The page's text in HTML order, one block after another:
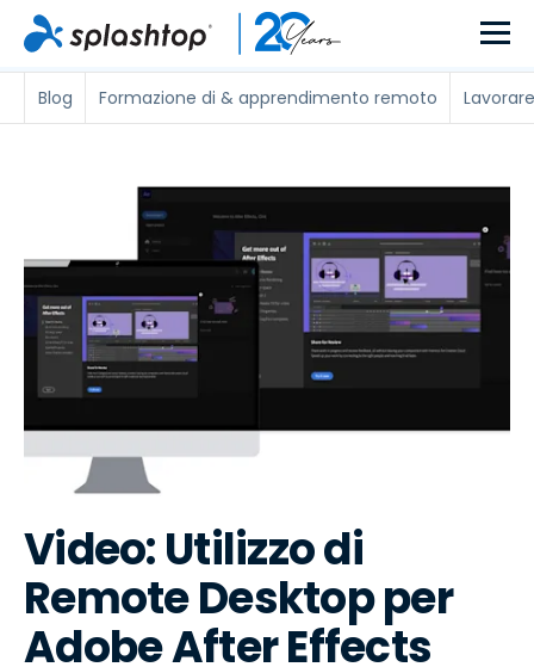
Blog Formazione di & apprendimento remoto
Video: Utilizzo di
Remote Desktop per
Adobe After Effects